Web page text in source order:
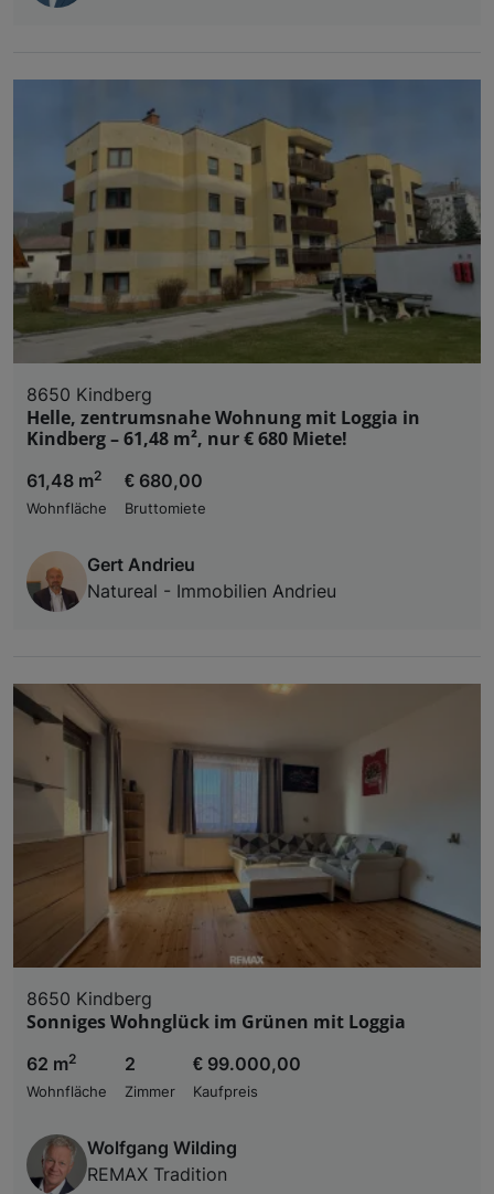
8650 Kindberg
Helle, zentrumsnahe Wohnung mit Loggia in
Kindberg – 61,48 m², nur € 680 Miete!
61,48 m2
Wohnfläche
€ 680,00
Bruttomiete
Gert Andrieu
Natureal - Immobilien Andrieu
8650 Kindberg
Sonniges Wohnglück im Grünen mit Loggia
62 m2
Wohnfläche
2
Zimmer
€ 99.000,00
Kaufpreis
Wolfgang Wilding
REMAX Tradition